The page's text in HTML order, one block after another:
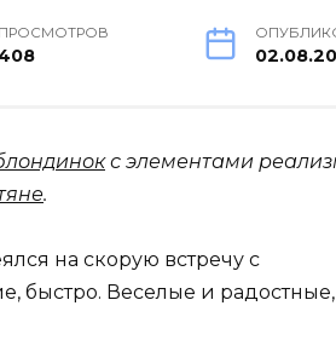
ПРОСМОТРОВ
с элементами
.
на скорую встречу с
быстро. Веселые и радостные,